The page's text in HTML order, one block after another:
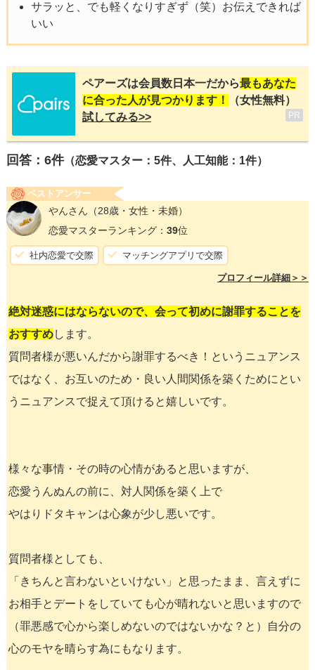
サラッと、でも軽くなりすぎず（笑）お伝えできれば
いい
ペアーズは会員数日本一だから最もあなた
に合った人が見つかります！
（女性無料）
試してみる>>
PR
回答： 6件（恋愛マスター：5件、人工知能：1件）
ベストアンサー
やんさん （28歳・女性・未婚）
恋愛マスターランキング： 39位
社内恋愛で交際 マッチングアプリで交際
プロフィール詳細＞＞
絶対迷惑にはならないので、会って初めに謝罪することを
おすすめします。
質問者様が悪いんだから謝罪するべき！というニュアンス
ではなく、お互いのため・良い人間関係を築くためにとい
うニュアンスで捉えて頂けると嬉しいです。
様々な事情・その時の心情があると思いますが、
恋愛うんぬんの前に、対人関係を築く上で
やはりドタキャンは心象が少し悪いです。
質問者様としても、
「きちんと言わないといけない」と思ったまま、言えずに
お相手とデートをしていても心が晴れないと思いますので
（罪悪感で心から楽しめないのではないかな？と）自分の
心のモヤを晴らす為にもなります。